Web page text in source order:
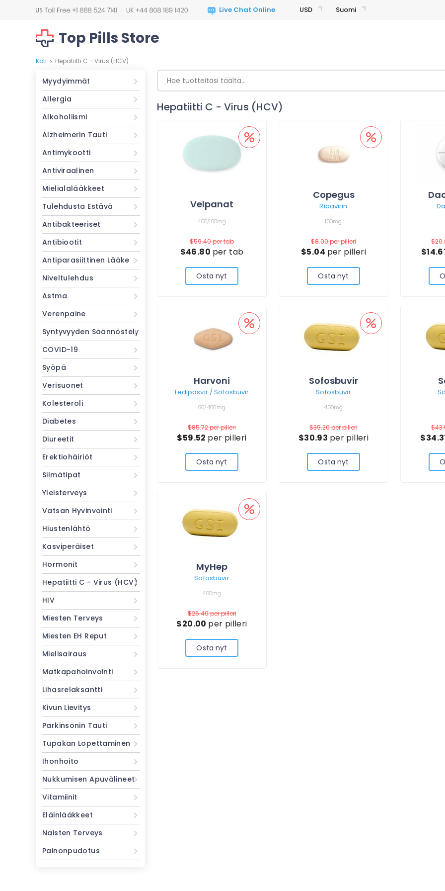
USD Suomi
Top Pills Store
Koti > Hepatiitti C - Virus (HCV)
Myydyimmät
Allergia
Alkoholiismi
Alzheimerin Tauti
Antimykootti
Antiviraalinen
Mielialalääkkeet
Tulehdusta Estävä
Antibakteeriset
Antibiootit
Antiparasiittinen Lääke
Niveltulehdus
Astma
Verenpaine
Syntyvyyden Säännöstely
COVID-19
Syöpä
Verisuonet
Kolesteroli
Diabetes
Diureetit
Erektiohäiriöt
Silmätipat
Yleisterveys
Vatsan Hyvinvointi
Hiustenlähtö
Kasviperäiset
Hormonit
Hepatiitti C - Virus (HCV)
HIV
Miesten Terveys
Miesten EH Reput
Mielisairaus
Matkapahoinvointi
Lihasrelaksantti
Kivun Lievitys
Parkinsonin Tauti
Tupakan Lopettaminen
Ihonhoito
Nukkumisen Apuvälineet
Vitamiinit
Eläinlääkkeet
Naisten Terveys
Painonpudotus
Hepatiitti C - Virus (HCV)
Velpanat
400/100mg
$59.40per tab
$46.80 per tab
Osta nyt
Copegus
Ribavirin
100mg
$8.00per pilleri
$5.04 per pilleri
Osta nyt
Harvoni
Ledipasvir / Sofosbuvir
90/400mg
$85.72per pilleri
$59.52 per pilleri
Osta nyt
Sofosbuvir
Sofosbuvir
400mg
$39.20per pilleri
$30.93 per pilleri
Osta nyt
MyHep
Sofosbuvir
400mg
$26.40per pilleri
$20.00 per pilleri
Osta nyt